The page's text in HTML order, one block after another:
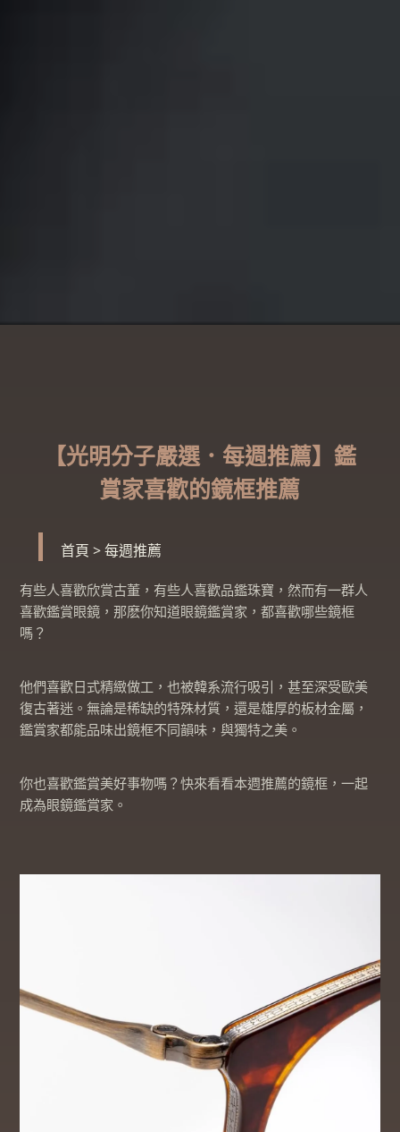
【光明分子嚴選．每週推薦】鑑
賞家喜歡的鏡框推薦
首頁 >每週推薦
有些人喜歡欣賞古董，有些人喜歡品鑑珠寶，然而有一群人
喜歡鑑賞眼鏡，那麽你知道眼鏡鑑賞家，都喜歡哪些鏡框
嗎？
他們喜歡日式精緻做工，也被韓系流行吸引，甚至深受歐美
復古著迷。無論是稀缺的特殊材質，還是雄厚的板材金屬，
鑑賞家都能品味出鏡框不同韻味，與獨特之美。
你也喜歡鑑賞美好事物嗎？快來看看本週推薦的鏡框，一起
成為眼鏡鑑賞家。